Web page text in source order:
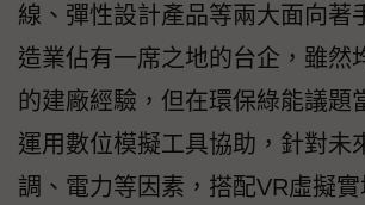
線、彈性設計產品等兩大面向著
造業佔有一席之地的台企，雖然
的建廠經驗，但在環保綠能議題
運用數位模擬工具協助，針對未
調、電力等因素，搭配VR虛擬